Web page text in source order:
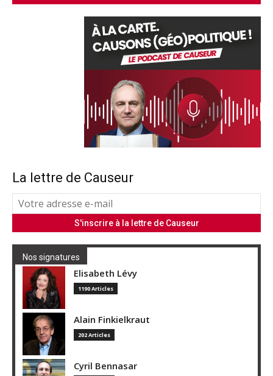
La lettre de Causeur
Nos signatures
Elisabeth Lévy
1190 Articles
Alain Finkielkraut
202 Articles
Cyril Bennasar